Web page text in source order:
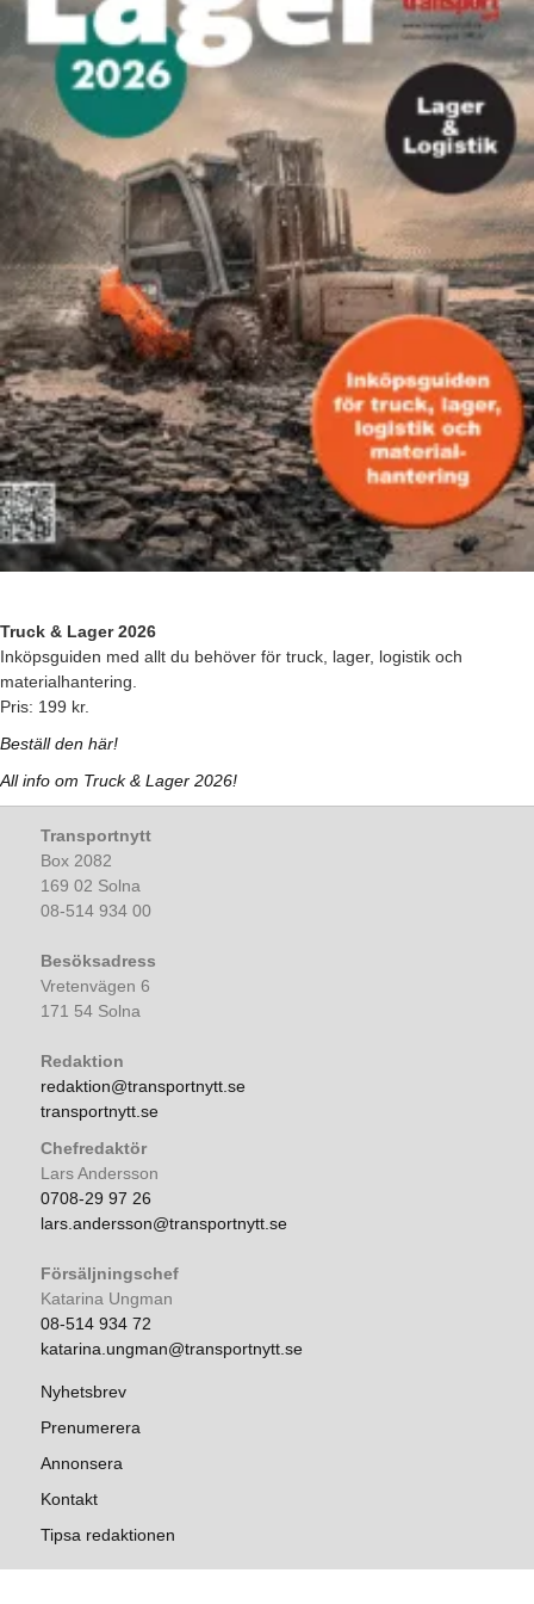
Truck & Lager 2026
Inköpsguiden med allt du behöver för truck, lager, logistik och
materialhantering.
Pris: 199 kr.
Beställ den här!
All info om Truck & Lager 2026!
Transportnytt
Box 2082
169 02 Solna
08-514 934 00
Besöksadress
Vretenvägen 6
171 54 Solna
Redaktion
redaktion@transportnytt.se
transportnytt.se
Chefredaktör
Lars Andersson
0708-29 97 26
lars.andersson@transportnytt.se
Försäljningschef
Katarina Ungman
08-514 934 72
katarina.ungman@transportnytt.se
Nyhetsbrev
Prenumerera
Annonsera
Kontakt
Tipsa redaktionen